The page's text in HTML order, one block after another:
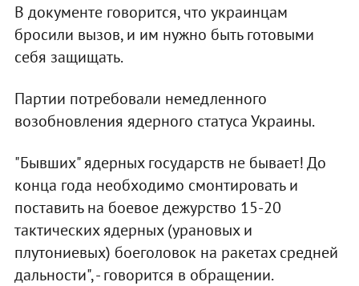
В документе говорится, что украинцам
бросили вызов, и им нужно быть готовыми
себя защищать.
Партии потребовали немедленного
возобновления ядерного статуса Украины.
"Бывших" ядерных государств не бывает! До
конца года необходимо смонтировать и
поставить на боевое дежурство 15-20
тактических ядерных (урановых и
плутониевых) боеголовок на ракетах средней
дальности", - говорится в обращении.